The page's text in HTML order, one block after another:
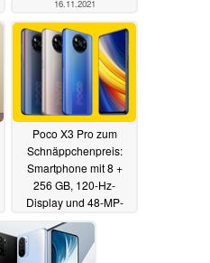
16.11.2021
Poco X3 Pro zum
Schnäppchenpreis:
Smartphone mit 8 +
256 GB, 120-Hz-
Display und 48-MP-
Kamera für nur 230
Euro12.11.2021